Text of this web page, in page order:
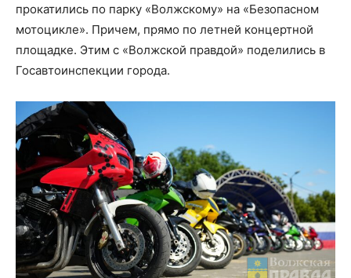
прокатились по парку «Волжскому» на «Безопасном
мотоцикле». Причем, прямо по летней концертной
площадке. Этим с «Волжской правдой» поделились в
Госавтоинспекции города.